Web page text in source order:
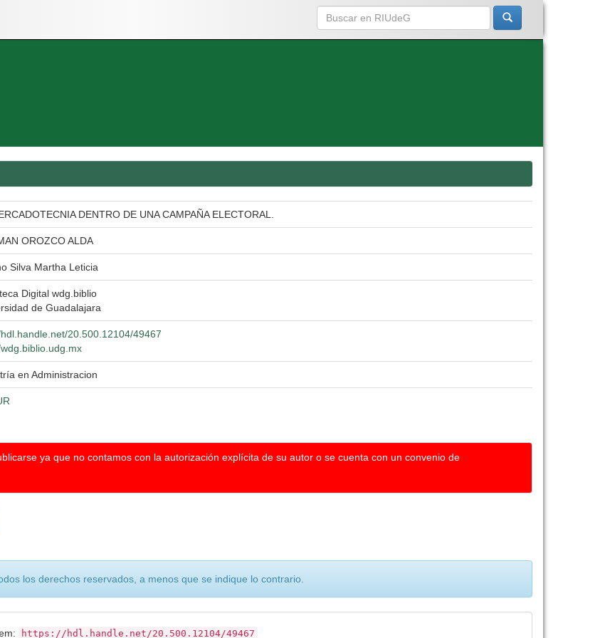
DENTRO DE UNA CAMPAÑA ELECTORAL.
OROZCO ALDA
Silva Martha Leticia
Digital wdg.biblio
de Guadalajara
20.500.12104/49467
en Administracion
ya que no contamos con la autorización explícita de su autor o se cuenta con un convenio de
los derechos reservados, a menos que se indique lo contrario.
https://hdl.handle.net/20.500.12104/49467